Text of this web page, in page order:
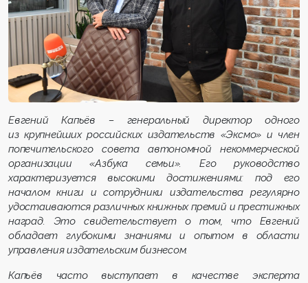
Евгений Капьёв – генеральный директор одного
из крупнейших российских издательств «Эксмо» и член
попечительского совета автономной некоммерческой
организации «Азбука семьи». Его руководство
характеризуется высокими достижениями: под его
началом книги и сотрудники издательства регулярно
удостаиваются различных книжных премий и престижных
наград. Это свидетельствует о том, что Евгений
обладает глубокими знаниями и опытом в области
управления издательским бизнесом.
Капьёв часто выступает в качестве эксперта